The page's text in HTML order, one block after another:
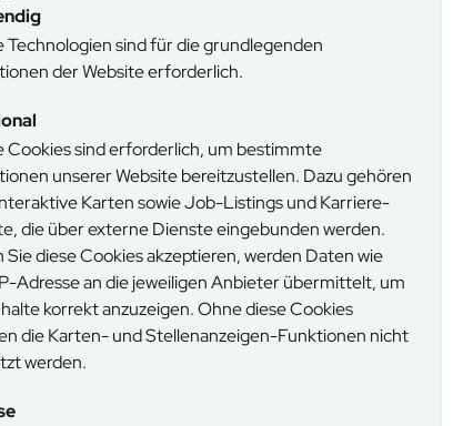
Technologien sind für die grundlegenden
der Website erforderlich.
Cookies sind erforderlich, um bestimmte
unserer Website bereitzustellen. Dazu gehören
Karten sowie Job-Listings und Karriere-
die über externe Dienste eingebunden werden.
Sie diese Cookies akzeptieren, werden Daten wie
Adresse an die jeweiligen Anbieter übermittelt, um
korrekt anzuzeigen. Ohne diese Cookies
die Karten- und Stellenanzeigen-Funktionen nicht
werden.
Mautstraßen-